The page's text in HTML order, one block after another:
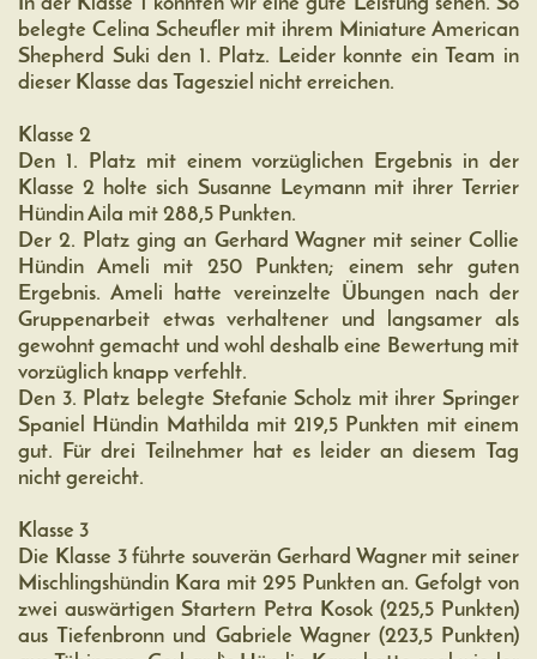
In der Klasse 1 konnten wir eine gute Leistung sehen. So
belegte Celina Scheufler mit ihrem Miniature American
Shepherd Suki den 1. Platz. Leider konnte ein Team in
dieser Klasse das Tagesziel nicht erreichen.
Klasse 2
Den 1. Platz mit einem vorzüglichen Ergebnis in der
Klasse 2 holte sich Susanne Leymann mit ihrer Terrier
Hündin Aila mit 288,5 Punkten.
Der 2. Platz ging an Gerhard Wagner mit seiner Collie
Hündin Ameli mit 250 Punkten; einem sehr guten
Ergebnis. Ameli hatte vereinzelte Übungen nach der
Gruppenarbeit etwas verhaltener und langsamer als
gewohnt gemacht und wohl deshalb eine Bewertung mit
vorzüglich knapp verfehlt.
Den 3. Platz belegte Stefanie Scholz mit ihrer Springer
Spaniel Hündin Mathilda mit 219,5 Punkten mit einem
gut. Für drei Teilnehmer hat es leider an diesem Tag
nicht gereicht.
Klasse 3
Die Klasse 3 führte souverän Gerhard Wagner mit seiner
Mischlingshündin Kara mit 295 Punkten an. Gefolgt von
zwei auswärtigen Startern Petra Kosok (225,5 Punkten)
aus Tiefenbronn und Gabriele Wagner (223,5 Punkten)